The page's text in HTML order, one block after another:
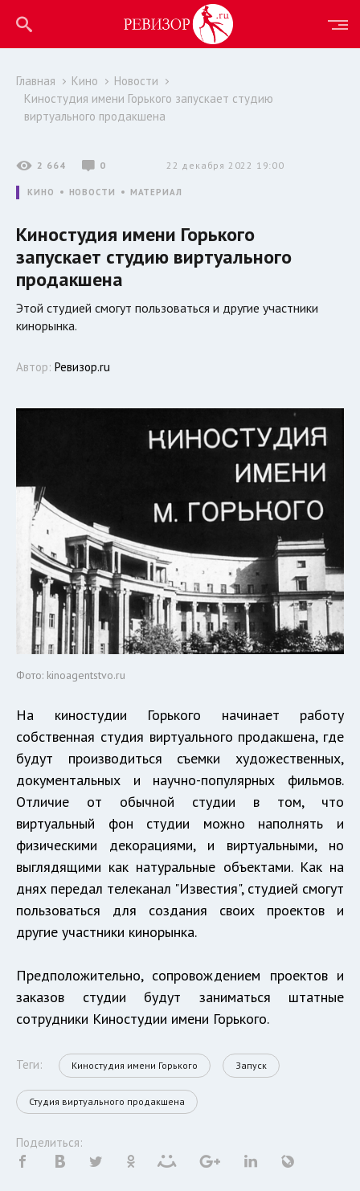
Главная Кино
Новости
Киностудия имени Горького запускает студию
виртуального продакшена
2 664 0 22 декабря 2022 19:00
КИНО НОВОСТИ МАТЕРИАЛ
Киностудия имени Горького
запускает студию виртуального
продакшена
Этой студией смогут пользоваться и другие участники
кинорынка.
Автор: Ревизор.ru
Фото: kinoagentstvo.ru
На киностудии Горького начинает работу
собственная студия виртуального продакшена, где
будут производиться съемки художественных,
документальных и научно-популярных фильмов.
Отличие от обычной студии в том, что
виртуальный фон студии можно наполнять и
физическими декорациями, и виртуальными, но
выглядящими как натуральные объектами. Как на
днях передал телеканал "Известия", студией смогут
пользоваться для создания своих проектов и
другие участники кинорынка.
Предположительно, сопровождением проектов и
заказов студии будут заниматься штатные
сотрудники Киностудии имени Горького.
Теги: Киностудия имени Горького Запуск
Студия виртуального продакшена
Поделиться: